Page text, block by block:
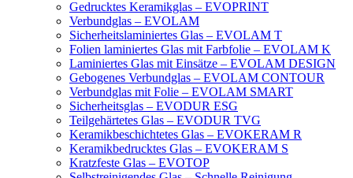
Gedrucktes Keramikglas – EVOPRINT
Verbundglas – EVOLAM
Sicherheitslaminiertes Glas – EVOLAM T
Folien laminiertes Glas mit Farbfolie – EVOLAM K
Laminiertes Glas mit Einsätze – EVOLAM DESIGN
Gebogenes Verbundglas – EVOLAM CONTOUR
Verbundglas mit Folie – EVOLAM SMART
Sicherheitsglas – EVODUR ESG
Teilgehärtetes Glas – EVODUR TVG
Keramikbeschichtetes Glas – EVOKERAM R
Keramikbedrucktes Glas – EVOKERAM S
Kratzfeste Glas – EVOTOP